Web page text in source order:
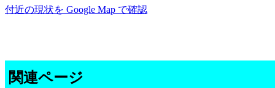
付近の現状を Google Map で確認
関連ページ